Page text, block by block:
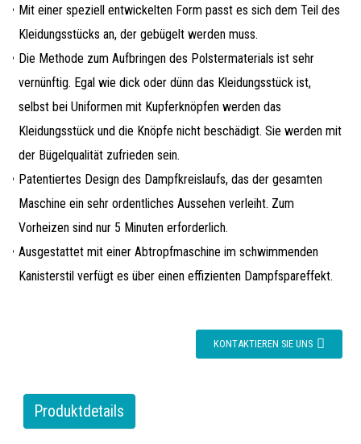
Mit einer speziell entwickelten Form passt es sich dem Teil des
Kleidungsstücks an, der gebügelt werden muss.
Die Methode zum Aufbringen des Polstermaterials ist sehr
vernünftig. Egal wie dick oder dünn das Kleidungsstück ist,
selbst bei Uniformen mit Kupferknöpfen werden das
Kleidungsstück und die Knöpfe nicht beschädigt. Sie werden mit
der Bügelqualität zufrieden sein.
Patentiertes Design des Dampfkreislaufs, das der gesamten
Maschine ein sehr ordentliches Aussehen verleiht. Zum
Vorheizen sind nur 5 Minuten erforderlich.
Ausgestattet mit einer Abtropfmaschine im schwimmenden
Kanisterstil verfügt es über einen effizienten Dampfspareffekt.
KONTAKTIEREN SIE UNS
Produktdetails